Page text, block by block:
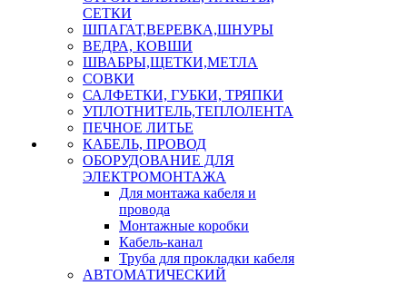
СЕТКИ
ШПАГАТ,ВЕРЕВКА,ШНУРЫ
ВЕДРА, КОВШИ
ШВАБРЫ,ЩЕТКИ,МЕТЛА
СОВКИ
САЛФЕТКИ, ГУБКИ, ТРЯПКИ
УПЛОТНИТЕЛЬ,ТЕПЛОЛЕНТА
ПЕЧНОЕ ЛИТЬЕ
КАБЕЛЬ, ПРОВОД
ОБОРУДОВАНИЕ ДЛЯ
ЭЛЕКТРОМОНТАЖА
Для монтажа кабеля и
провода
Монтажные коробки
Кабель-канал
Труба для прокладки кабеля
АВТОМАТИЧЕСКИЙ